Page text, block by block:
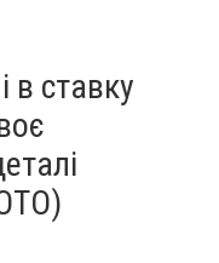
в ставку